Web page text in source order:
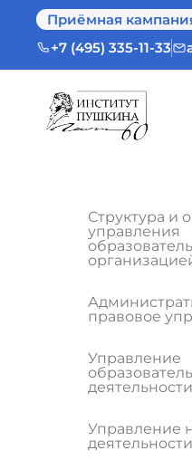
Приёмная
+7 (495) 335-11-33
Структура и
управления
правовое
Управление
деятельности
Управление
деятельности